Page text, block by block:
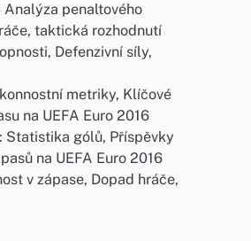
penaltového
taktická rozhodnutí
Defenzivní síly,
metriky, Klíčové
na UEFA Euro 2016
Statistika gólů, Příspěvky
na UEFA Euro 2016
v zápase, Dopad hráče,